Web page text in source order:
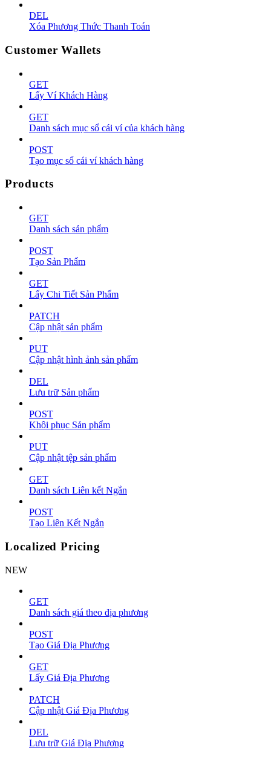
DEL
Xóa Phương Thức Thanh Toán
Customer Wallets
GET
Lấy Ví Khách Hàng
GET
Danh sách mục sổ cái ví của khách hàng
POST
Tạo mục sổ cái ví khách hàng
Products
GET
Danh sách sản phẩm
POST
Tạo Sản Phẩm
GET
Lấy Chi Tiết Sản Phẩm
PATCH
Cập nhật sản phẩm
PUT
Cập nhật hình ảnh sản phẩm
DEL
Lưu trữ Sản phẩm
POST
Khôi phục Sản phẩm
PUT
Cập nhật tệp sản phẩm
GET
Danh sách Liên kết Ngắn
POST
Tạo Liên Kết Ngắn
Localized Pricing
NEW
GET
Danh sách giá theo địa phương
POST
Tạo Giá Địa Phương
GET
Lấy Giá Địa Phương
PATCH
Cập nhật Giá Địa Phương
DEL
Lưu trữ Giá Địa Phương